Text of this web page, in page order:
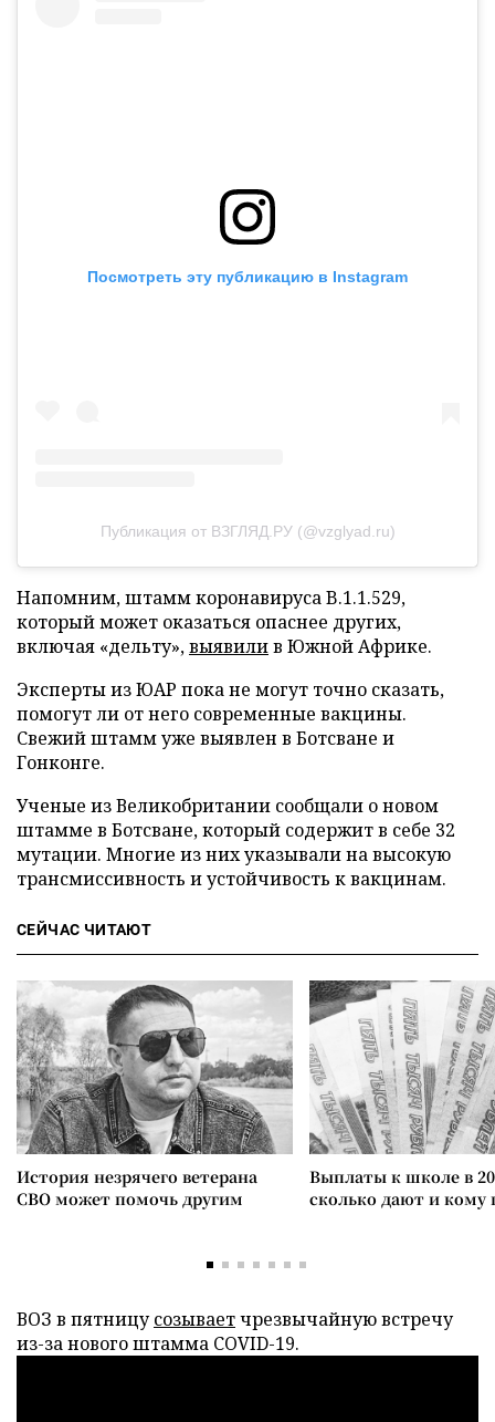
Посмотреть эту публикацию в Instagram
Публикация от ВЗГЛЯД.РУ (@vzglyad.ru)
Напомним, штамм коронавируса B.1.1.529,
который может оказаться опаснее других,
включая «дельту»,выявилив Южной Африке.
Эксперты из ЮАР пока не могут точно сказать,
помогут ли от него современные вакцины.
Свежий штамм уже выявлен в Ботсване и
Гонконге.
Ученые из Великобритании сообщали о новом
штамме в Ботсване, который содержит в себе 32
мутации. Многие из них указывали на высокую
трансмиссивность и устойчивость к вакцинам.
СЕЙЧАС ЧИТАЮТ
История незрячего ветерана
СВО может помочь другим
Выплаты к школе в
сколько дают и
ВОЗ в пятницусозываетчрезвычайную встречу
из-за нового штамма COVID-19.